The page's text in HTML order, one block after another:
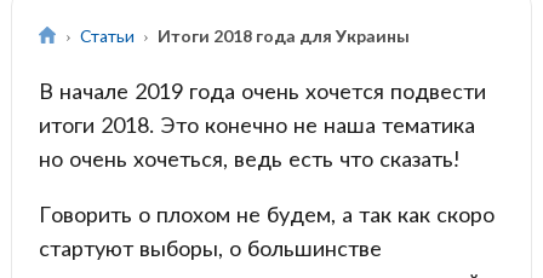
Статьи Итоги 2018 года для Украины
В начале 2019 года очень хочется подвести
итоги 2018. Это конечно не наша тематика
но очень хочеться, ведь есть что сказать!
Говорить о плохом не будем, а так как скоро
стартуют выборы, о большинстве